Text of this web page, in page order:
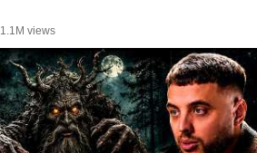
1.1M views